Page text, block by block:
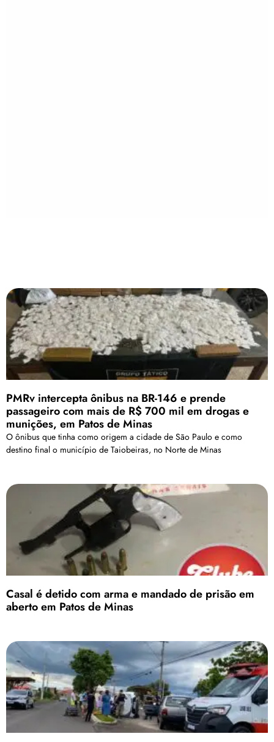
PMRv intercepta ônibus na BR-146 e prende
passageiro com mais de R$ 700 mil em drogas e
munições, em Patos de Minas
O ônibus que tinha como origem a cidade de São Paulo e como
destino final o município de Taiobeiras, no Norte de Minas
Casal é detido com arma e mandado de prisão em
aberto em Patos de Minas